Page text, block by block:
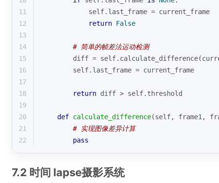
11
            self.last_frame = current_frame
12
return False
13
14
# 简单的帧差法运动检测
15
diff =
16
        self.last_frame = current_frame
17
18
return diff > self.threshold
19
20
def calculate_difference(self, frame1,
21
# 实现图像差异计算
22
pass
7.2 时间 lapse摄影系统